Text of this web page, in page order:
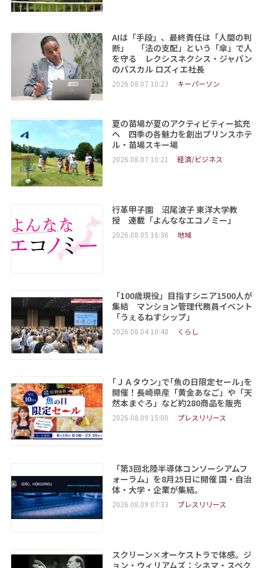
AIは「手段」、最終責任は「人間の判
断」 「法の支配」という「傘」で人
を守る レクシスネクシス・ジャパン
のパスカル ロズィエ社長
2026.08.07 10:23 キーパーソン
夏の苗場が夏のアクティビティー拡充
へ 四季の各魅力を創出プリンスホテ
ル・苗場スキー場
2026.08.07 10:21 経済/ビジネス
行革甲子園 沼尾波子 東洋大学教
授 連載「よんななエコノミー」
2026.08.05 16:36 地域
「100歳現役」目指すシニア1500人が
集結 マンション管理代務員イベント
「うぇるねすシップ」
2026.08.04 10:48 くらし
｢ＪＡタウン｣で｢魚の日限定セール｣を
開催！長崎県産「黄金あなご」や「天
然本まぐろ」など約280商品を販売
2026.08.09 15:00 プレスリリース
「第3回北陸半導体コンソーシアムフ
ォーラム」を8月25日に開催 国・自治
体・大学・企業が集結。
2026.08.09 07:33 プレスリリース
スクリーン×オーケストラで体感。ジ
ョン・ウィリアムズ：シネマ・スペク